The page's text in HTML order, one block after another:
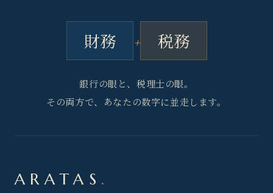
財務 + 税務
銀行の眼と、税理士の眼。
その両方で、あなたの数字に並走します。
ARATAS .